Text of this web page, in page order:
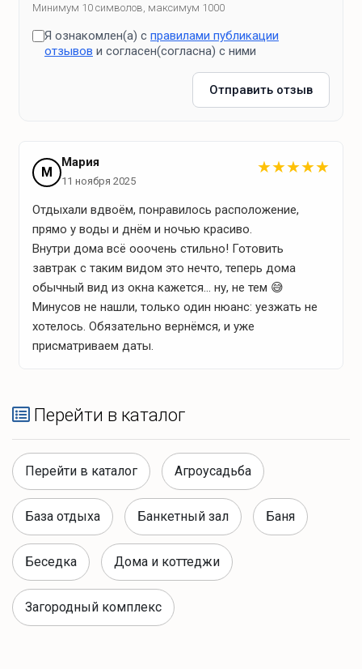
Что для отдыха?
кострище
зона барбекю
Банные удобства
горячая купель
Спокойный отдых
проектор
Интересное рядом
песчаный пляж
Достопримечательности
Минимум 10 символов, максимум 1000
Я ознакомлен(а) с правилами публикации
отзывов и согласен(согласна) с ними
Отправить отзыв
М
Мария
11 ноября 2025
★★★★★
Отдыхали вдвоём, понравилось расположение,
прямо у воды и днём и ночью красиво.
Внутри дома всё ооочень стильно! Готовить
завтрак с таким видом это нечто, теперь дома
обычный вид из окна кажется... ну, не тем 😅
Минусов не нашли, только один нюанс: уезжать не
хотелось. Обязательно вернёмся, и уже
присматриваем даты.
Перейти в каталог
Перейти в каталог Агроусадьба
База отдыха Банкетный зал Баня
Беседка Дома и коттеджи
Загородный комплекс